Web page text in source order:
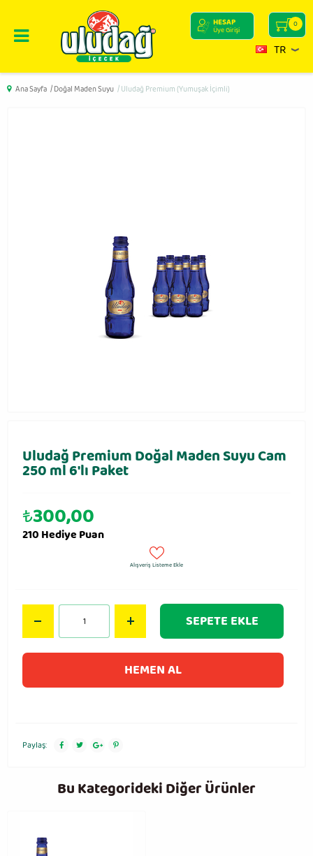
0
HESAP
Üye Girişi
TR
Ana Sayfa / Doğal Maden Suyu / Uludağ Premium (Yumuşak İçimli)
Uludağ Premium Doğal Maden Suyu Cam
250 ml 6′lı Paket
₺300,00
210 Hediye Puan
Alışveriş Listeme Ekle
SEPETE EKLE
HEMEN AL
Paylaş:
Bu Kategorideki Diğer Ürünler